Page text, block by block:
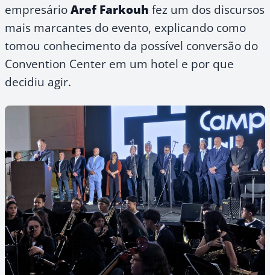
empresárioAref Farkouh fez um dos discursos
mais marcantes do evento, explicando como
tomou conhecimento da possível conversão do
Convention Center em um hotel e por que
decidiu agir.